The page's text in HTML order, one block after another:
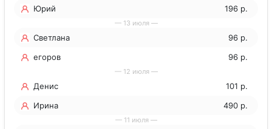
Юрий
196 р.
— 13 июля —
Светлана
96 р.
егоров
96 р.
— 12 июля —
Денис
101 р.
Ирина
490 р.
— 11 июля —